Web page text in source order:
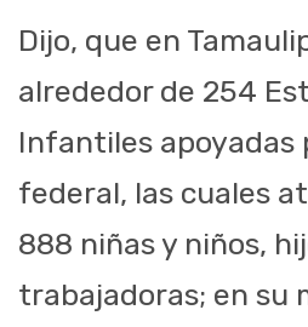
Dijo, que en
alrededor de 254
Infantiles apoyadas
federal, las cuales
888 niñas y niños,
trabajadoras; en su